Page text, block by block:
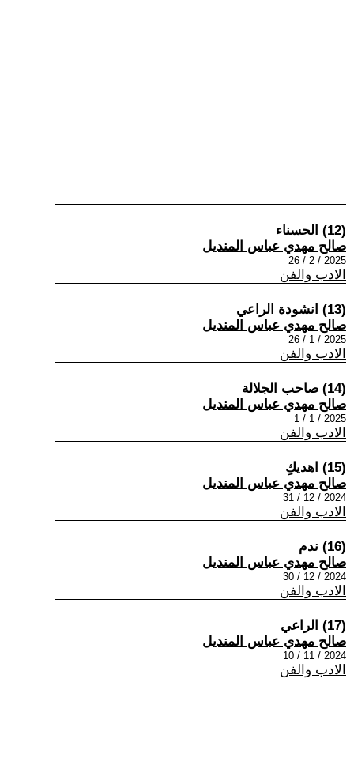
(12) الحسناء
صالح مهدي عباس المنديل
2025 / 2 / 26
الادب والفن
(13) انشودة الراعي
صالح مهدي عباس المنديل
2025 / 1 / 26
الادب والفن
(14) صاحب الجلالة
صالح مهدي عباس المنديل
2025 / 1 / 1
الادب والفن
(15) اهديكِ
صالح مهدي عباس المنديل
2024 / 12 / 31
الادب والفن
(16) ندم
صالح مهدي عباس المنديل
2024 / 12 / 30
الادب والفن
(17) الراعي
صالح مهدي عباس المنديل
2024 / 11 / 10
الادب والفن